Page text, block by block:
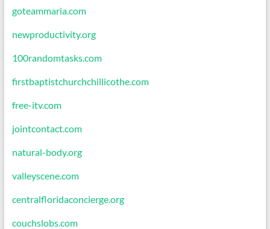
goteammaria.com
newproductivity.org
100randomtasks.com
firstbaptistchurchchillicothe.com
free-itv.com
jointcontact.com
natural-body.org
valleyscene.com
centralfloridaconcierge.org
couchslobs.com